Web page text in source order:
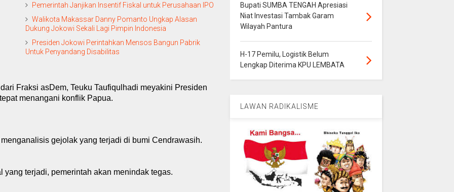
Pemerintah Janjikan Insentif Fiskal untuk Perusahaan IPO
Walikota Makassar Danny Pomanto Ungkap Alasan
Dukung Jokowi Sekali Lagi Pimpin Indonesia
Presiden Jokowi Perintahkan Mensos Bangun Pabrik
Untuk Penyandang Disabilitas
Fraksi asDem, Teuku Taufiqulhadi meyakini Presiden
menangani konflik Papua.
gejolak yang terjadi di bumi Cendrawasih.
terjadi, pemerintah akan menindak tegas.
Bupati SUMBA TENGAH Apresiasi
Niat Investasi Tambak Garam
Wilayah Pantura
H-17 Pemilu, Logistik Belum
Lengkap Diterima KPU LEMBATA
LAWAN RADIKALISME